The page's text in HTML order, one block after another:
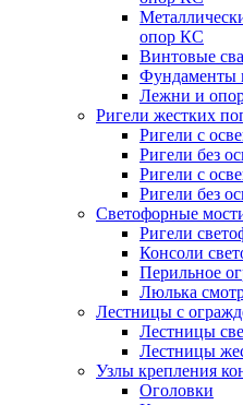
опор КС
Винтовые
Фундаменты
Лежни и
Ригели жестких
Ригели с
Ригели без
Ригели с
Ригели без
Светофорные
Ригели
Консоли
Перильное
Люлька
Лестницы с
Лестницы
Лестницы
Узлы крепления
Оголовки